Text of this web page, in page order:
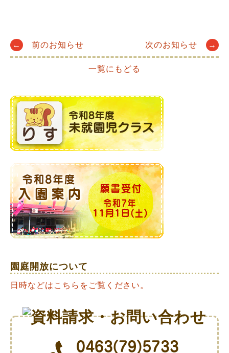
Post
← 前のお知らせ 次のお知らせ →
一覧にもどる
園庭開放について
日時などはこちらをご覧ください。